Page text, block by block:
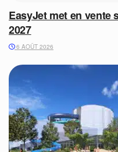
EasyJet met en vente
2027
6 AOÛT 2026